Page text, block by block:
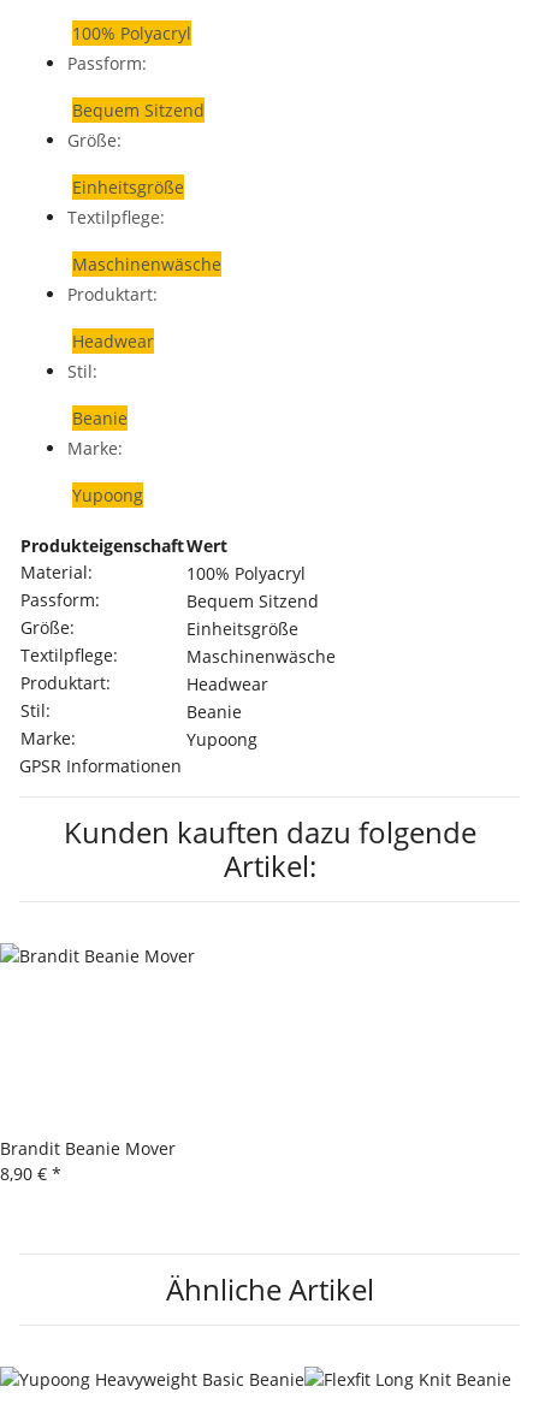
100% Polyacryl
Passform:
Bequem Sitzend
Größe:
Einheitsgröße
Textilpflege:
Maschinenwäsche
Produktart:
Headwear
Stil:
Beanie
Marke:
Yupoong
ProdukteigenschaftWert
Material:
100% Polyacryl
Passform:
Bequem Sitzend
Größe:
Einheitsgröße
Textilpflege:
Maschinenwäsche
Produktart:
Headwear
Stil:
Beanie
Marke:
Yupoong
GPSR Informationen
Kunden kauften dazu folgende
Artikel:
Brandit Beanie Mover
8,90 € *
Ähnliche Artikel